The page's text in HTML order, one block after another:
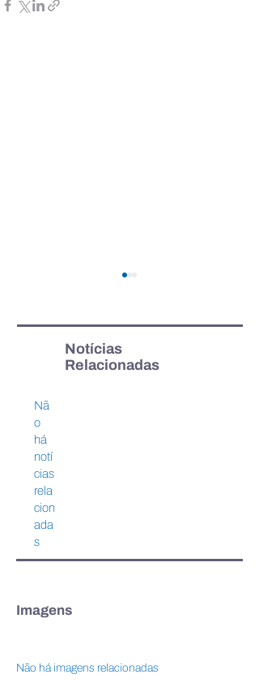
Lista de aprovados da Mini
Amazônia é divulgada
Notícias
Relacionadas
Nã
o
há
notí
cias
rela
cion
ada
s
Imagens
Não há imagens relacionadas